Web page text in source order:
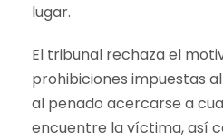
lugar.
El tribunal rechaza el
prohibiciones impuestas
al penado acercarse a
encuentre la víctima, así